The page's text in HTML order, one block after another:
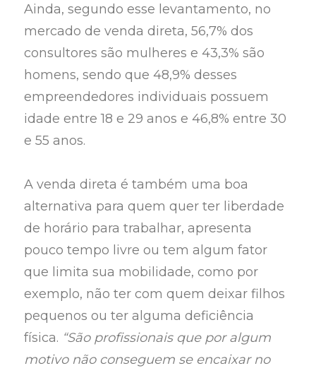
Ainda, segundo esse levantamento, no
mercado de venda direta, 56,7% dos
consultores são mulheres e 43,3% são
homens, sendo que 48,9% desses
empreendedores individuais possuem
idade entre 18 e 29 anos e 46,8% entre 30
e 55 anos.
A venda direta é também uma boa
alternativa para quem quer ter liberdade
de horário para trabalhar, apresenta
pouco tempo livre ou tem algum fator
que limita sua mobilidade, como por
exemplo, não ter com quem deixar filhos
pequenos ou ter alguma deficiência
física. “São profissionais que por algum
motivo não conseguem se encaixar no